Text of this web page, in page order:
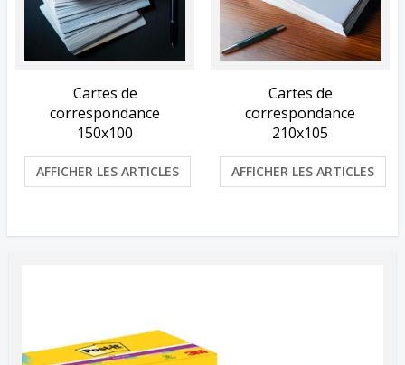
Cartes de
correspondance
150x100
AFFICHER LES ARTICLES
Cartes de
correspondance
210x105
AFFICHER LES ARTICLES